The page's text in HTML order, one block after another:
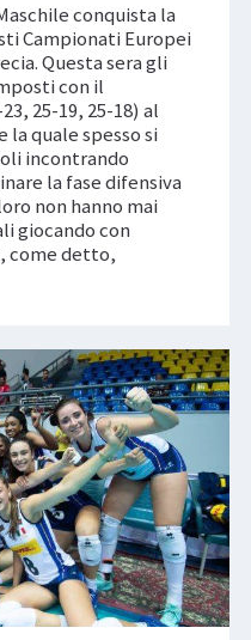
conquista la
Campionati Europei
Questa sera gli
con il
25-19, 25-18) al
la quale spesso si
incontrando
la fase difensiva
non hanno mai
giocando con
come detto,